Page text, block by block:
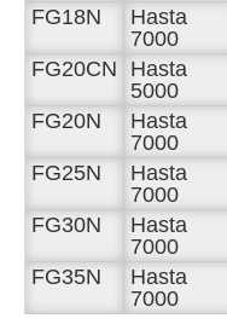
FG18N
Hasta
7000
FG20CN
Hasta
5000
FG20N
Hasta
7000
FG25N
Hasta
7000
FG30N
Hasta
7000
FG35N
Hasta
7000